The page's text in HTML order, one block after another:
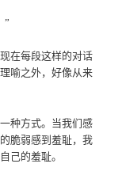
”
在每段这样的对话
喻之外，好像从来
种方式。当我们感
脆弱感到羞耻，我
己的羞耻。